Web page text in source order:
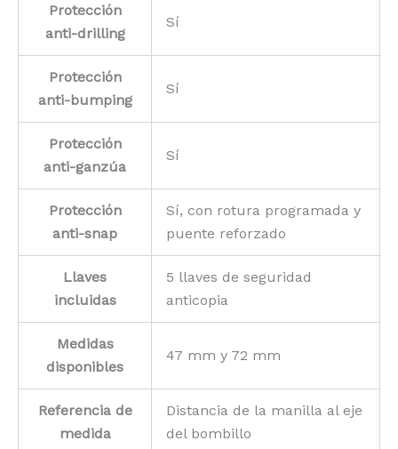
Protección
anti-drilling
Sí
Protección
anti-bumping
Sí
Protección
anti-ganzúa
Sí
Protección
anti-snap
Sí, con rotura programada y
puente reforzado
Llaves
incluidas
5 llaves de seguridad
anticopia
Medidas
disponibles
47 mm y 72 mm
Referencia de
medida
Distancia de la manilla al eje
del bombillo